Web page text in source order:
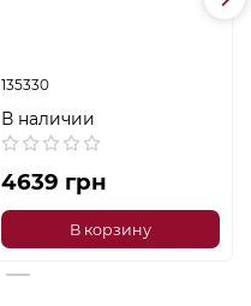
135330
В наличии
4639 грн
В корзину